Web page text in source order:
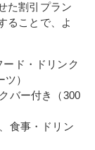
た割引プラン
ることで、よ
ード・ドリンク
）
バー付き（300
食事・ドリン